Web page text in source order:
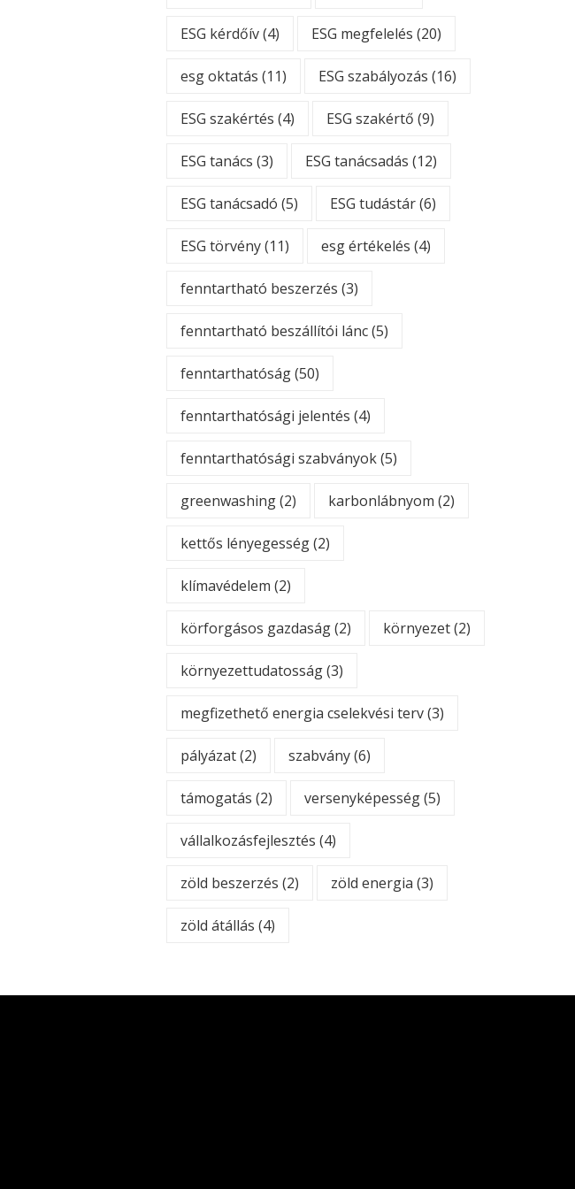
ESG kérdőív(4) ESG megfelelés (20)
esg oktatás (11) ESG szabályozás (16)
ESG szakértés (4) ESG szakértő (9)
ESG tanács (3) ESG tanácsadás (12)
ESG tanácsadó (5) ESG tudástár(6)
ESG törvény(11) esg értékelés (4)
fenntartható beszerzés (3)
fenntartható beszállítói lánc(5)
fenntarthatóság(50)
fenntarthatósági jelentés (4)
fenntarthatósági szabványok(5)
greenwashing(2) karbonlábnyom (2)
kettős lényegesség(2)
klímavédelem (2)
körforgásos gazdaság(2) környezet(2)
környezettudatosság(3)
megfizethető energia cselekvési terv(3)
pályázat(2) szabvány(6)
támogatás (2) versenyképesség(5)
vállalkozásfejlesztés (4)
zöld beszerzés (2) zöld energia (3)
zöld átállás (4)